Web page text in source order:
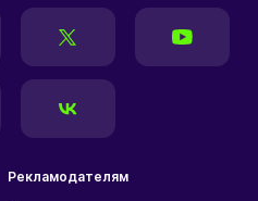
Рекламодателям